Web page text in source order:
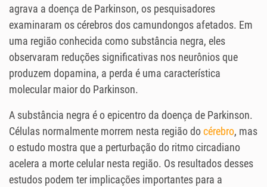
agrava a doença de Parkinson, os pesquisadores
examinaram os cérebros dos camundongos afetados. Em
uma região conhecida como substância negra, eles
observaram reduções significativas nos neurônios que
produzem dopamina, a perda é uma característica
molecular maior do Parkinson.
A substância negra é o epicentro da doença de Parkinson.
Células normalmente morrem nesta região docérebro, mas
o estudo mostra que a perturbação do ritmo circadiano
acelera a morte celular nesta região. Os resultados desses
estudos podem ter implicações importantes para a